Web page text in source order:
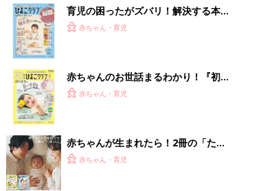
育児の困ったがズバリ！解決する本
『ひよこクラブ 秋号』 4カ月～2才
赤ちゃん・育児
赤ちゃんのお世話まるわかり！『初め
てのひよこクラブ 夏号』〈巻頭大特
赤ちゃん・育児
赤ちゃんが生まれたら！2冊の「たま
ひよ」
赤ちゃん・育児